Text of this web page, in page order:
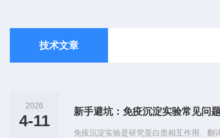
技术文章
2026
4-11
新手避坑：免疫沉淀实验常见问
免疫沉淀实验是研究蛋白质相互作用、翻